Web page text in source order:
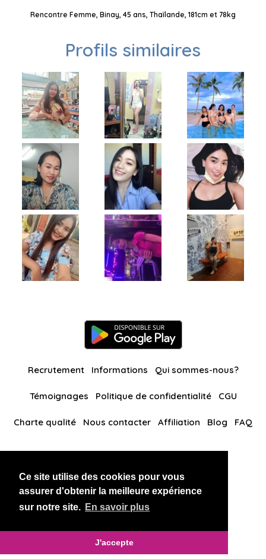
Ce site utilise des cookies pour vous
assurer d'obtenir la meilleure expérience
sur notre site. En savoir plus
J'accepte
Rencontre Femme, Binay, 45 ans, Thaïlande, 181cm et 78kg
Profils similaires
Recrutement Informations Qui sommes-nous?
Témoignages Politique de confidentialité CGU
Charte qualité Nous contacter Affiliation Blog FAQ
BlackAndBeauties RussianKisses